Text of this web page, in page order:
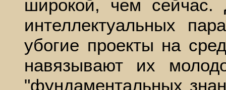
широкой, чем
интеллектуальных
убогие проекты на
навязывают их
"фундаментальных